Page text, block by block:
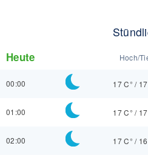
Heute Hoch/
00:00 17 C° /
01:00 17 C° /
02:00 17 C° /